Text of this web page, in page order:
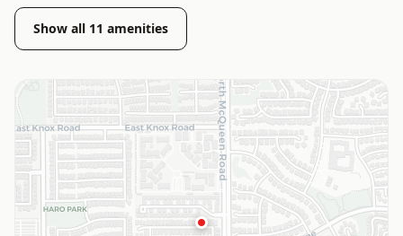
Show all 11 amenities